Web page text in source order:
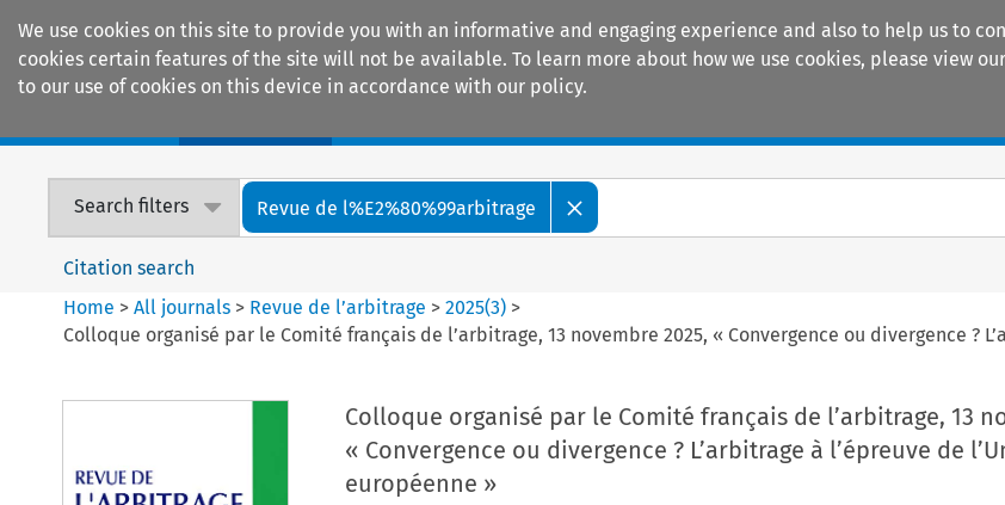
We use cookies on this site to provide you with an informative and engaging experience and also to help us to
cookies certain features of the site will not be available. To learn more about how we use cookies, please view our
to our use of cookies on this device in accordance with our policy.
Search filters Revue de l%E2%80%99arbitrage
Citation search
Home >All journals > Revue de l’arbitrage >2025(3) >
Colloque organisé par le Comité français de l’arbitrage, 13 novembre 2025, « Convergence ou divergence ?
Colloque organisé par le Comité français de l’arbitrage, 13
« Convergence ou divergence ? L’arbitrage à l’épreuve de
européenne »